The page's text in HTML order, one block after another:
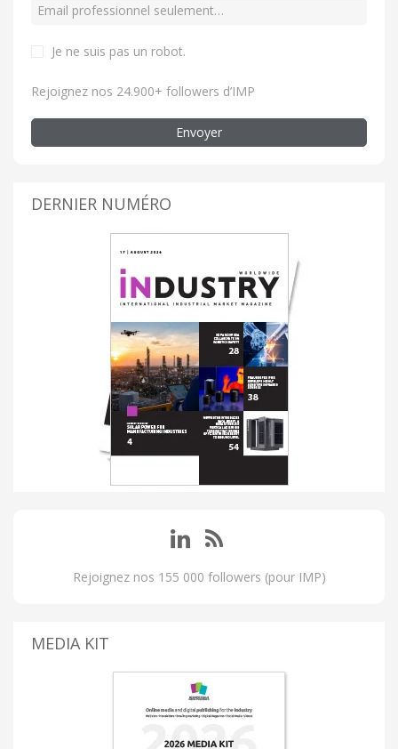
Je ne suis pas un robot.
Rejoignez nos 24.900+ followers d’IMP
Envoyer
DERNIER NUMÉRO
Rejoignez nos 155 000 followers (pour IMP)
MEDIA KIT